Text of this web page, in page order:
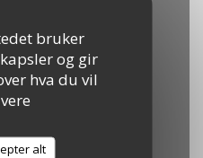
bruker
og gir
hva du vil
alt
av. Tillat